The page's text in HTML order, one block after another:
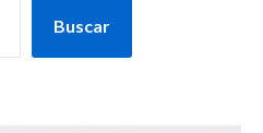
Buscar